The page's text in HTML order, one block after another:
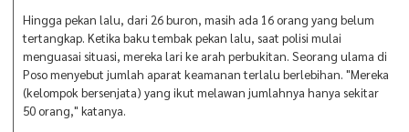
Hingga pekan lalu, dari 26 buron, masih ada 16 orang yang belum
tertangkap. Ketika baku tembak pekan lalu, saat polisi mulai
menguasai situasi, mereka lari ke arah perbukitan. Seorang ulama di
Poso menyebut jumlah aparat keamanan terlalu berlebihan. "Mereka
(kelompok bersenjata) yang ikut melawan jumlahnya hanya sekitar
50 orang," katanya.